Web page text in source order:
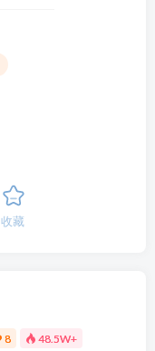
收藏
8 48.5W+